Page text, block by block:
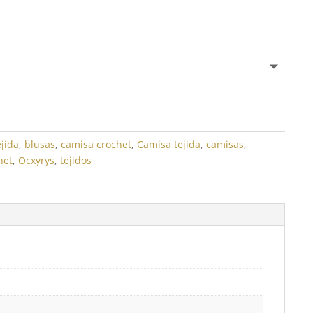
, blusas, camisa crochet, Camisa tejida, camisas,
, Ocxyrys, tejidos